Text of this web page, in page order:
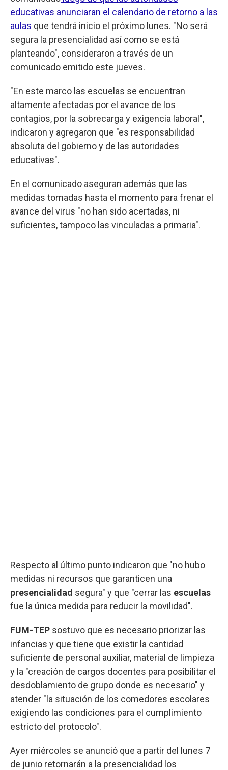
educativas anunciaran el calendario de retorno a las
aulas que tendrá inicio el próximo lunes. "No será
segura la presencialidad así como se está
planteando", consideraron a través de un
comunicado emitido este jueves.
"En este marco las escuelas se encuentran
altamente afectadas por el avance de los
contagios, por la sobrecarga y exigencia laboral",
indicaron y agregaron que "es responsabilidad
absoluta del gobierno y de las autoridades
educativas".
En el comunicado aseguran además que las
medidas tomadas hasta el momento para frenar el
avance del virus "no han sido acertadas, ni
suficientes, tampoco las vinculadas a primaria".
Respecto al último punto indicaron que "no hubo
medidas ni recursos que garanticen una
presencialidad segura" y que "cerrar las escuelas
fue la única medida para reducir la movilidad".
FUM-TEP sostuvo que es necesario priorizar las
infancias y que tiene que existir la cantidad
suficiente de personal auxiliar, material de limpieza
y la "creación de cargos docentes para posibilitar el
desdoblamiento de grupo donde es necesario" y
atender "la situación de los comedores escolares
exigiendo las condiciones para el cumplimiento
estricto del protocolo".
Ayer miércoles se anunció que a partir del lunes 7
de junio retornarán a la presencialidad los